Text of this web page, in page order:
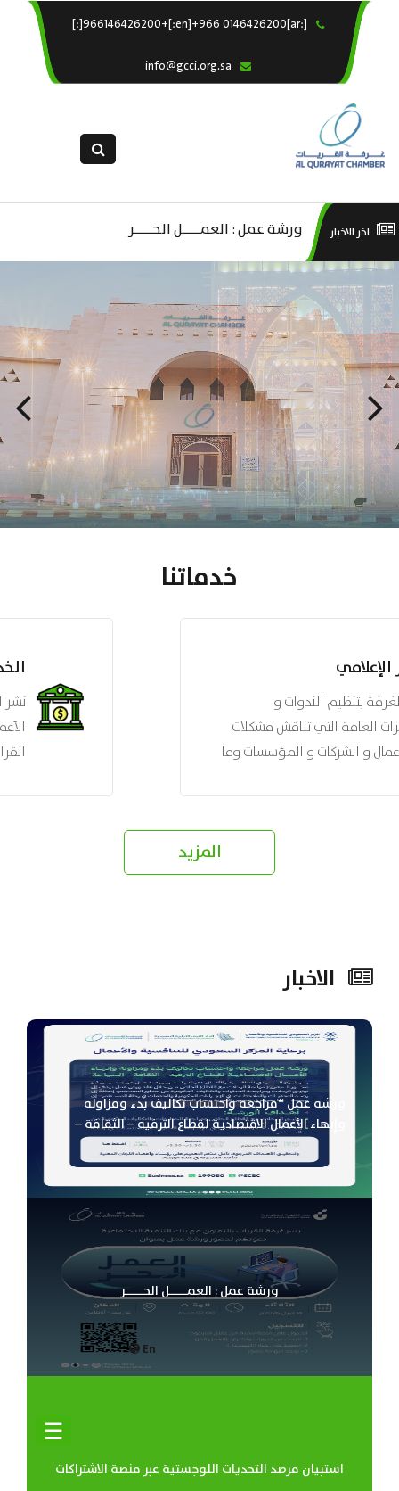
[:ar]966146426200+[:en]+966 0146426200[:]
En
☰
×
خدماتنا
التقديم الالكترونى
استبيان معوقات
اخر الاخبار ورشة عمل : العمـــــل الحـــــر
خدماتنا
نشر الوعي القانوني وذلك بتزويد رجال
الأعمال والمؤسسات التجارية بالأنظمة و
القرارات و التعليمات ذات الصلة بالأمور
من...
المزيد
الاخبار
ورشة عمل “مراجعة واحتساب تكاليف بدء ومزاولة
وإنهاء الأعمال الاقتصادية لقطاع الترفيه – الثقافة –
السياحة”
ورشة عمل : العمـــــل الحـــــر
استبيان مرصد التحديات اللوجستية عبر منصة الاشتراكات